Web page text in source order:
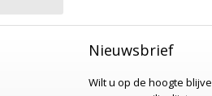
Nieuwsbrief
Wilt u op de hoogte